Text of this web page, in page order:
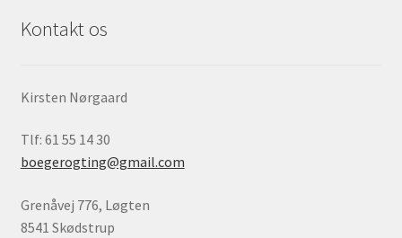
Kontakt os
Kirsten Nørgaard
Tlf: 61 55 14 30
boegerogting@gmail.com
Grenåvej 776, Løgten
8541 Skødstrup